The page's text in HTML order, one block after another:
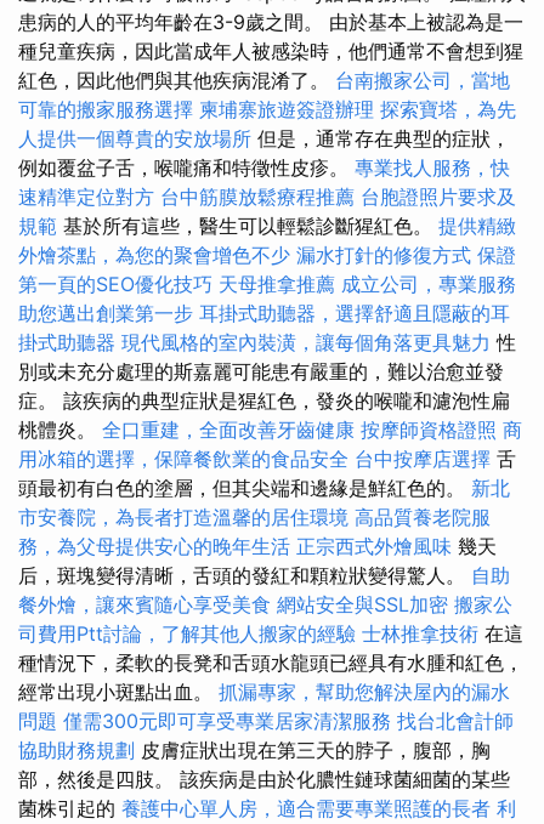
患病的人的平均年齡在3-9歲之間。 由於基本上被認為是一
種兒童疾病，因此當成年人被感染時，他們通常不會想到猩
紅色，因此他們與其他疾病混淆了。 台南搬家公司，當地
可靠的搬家服務選擇 柬埔寨旅遊簽證辦理 探索寶塔，為先
人提供一個尊貴的安放場所 但是，通常存在典型的症狀，
例如覆盆子舌，喉嚨痛和特徵性皮疹。 專業找人服務，快
速精準定位對方 台中筋膜放鬆療程推薦 台胞證照片要求及
規範 基於所有這些，醫生可以輕鬆診斷猩紅色。 提供精緻
外燴茶點，為您的聚會增色不少 漏水打針的修復方式 保證
第一頁的SEO優化技巧 天母推拿推薦 成立公司，專業服務
助您邁出創業第一步 耳掛式助聽器，選擇舒適且隱蔽的耳
掛式助聽器 現代風格的室內裝潢，讓每個角落更具魅力 性
別或未充分處理的斯嘉麗可能患有嚴重的，難以治愈並發
症。 該疾病的典型症狀是猩紅色，發炎的喉嚨和濾泡性扁
桃體炎。 全口重建，全面改善牙齒健康 按摩師資格證照 商
用冰箱的選擇，保障餐飲業的食品安全 台中按摩店選擇 舌
頭最初有白色的塗層，但其尖端和邊緣是鮮紅色的。 新北
市安養院，為長者打造溫馨的居住環境 高品質養老院服
務，為父母提供安心的晚年生活 正宗西式外燴風味 幾天
后，斑塊變得清晰，舌頭的發紅和顆粒狀變得驚人。 自助
餐外燴，讓來賓隨心享受美食 網站安全與SSL加密 搬家公
司費用Ptt討論，了解其他人搬家的經驗 士林推拿技術 在這
種情況下，柔軟的長凳和舌頭水龍頭已經具有水腫和紅色，
經常出現小斑點出血。 抓漏專家，幫助您解決屋內的漏水
問題 僅需300元即可享受專業居家清潔服務 找台北會計師
協助財務規劃 皮膚症狀出現在第三天的脖子，腹部，胸
部，然後是四肢。 該疾病是由於化膿性鏈球菌細菌的某些
菌株引起的 養護中心單人房，適合需要專業照護的長者 利